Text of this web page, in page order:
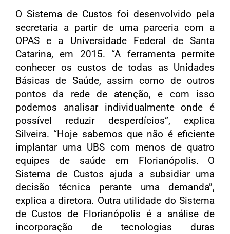
O Sistema de Custos foi desenvolvido pela
secretaria a partir de uma parceria com a
OPAS e a Universidade Federal de Santa
Catarina, em 2015. “A ferramenta permite
conhecer os custos de todas as Unidades
Básicas de Saúde, assim como de outros
pontos da rede de atenção, e com isso
podemos analisar individualmente onde é
possível reduzir desperdícios”, explica
Silveira. “Hoje sabemos que não é eficiente
implantar uma UBS com menos de quatro
equipes de saúde em Florianópolis. O
Sistema de Custos ajuda a subsidiar uma
decisão técnica perante uma demanda”,
explica a diretora. Outra utilidade do Sistema
de Custos de Florianópolis é a análise de
incorporação de tecnologias duras